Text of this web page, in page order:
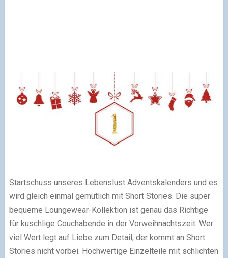
Startschuss unseres Lebenslust Adventskalenders und es
wird gleich einmal gemütlich mit Short Stories. Die super
bequeme Loungewear-Kollektion ist genau das Richtige
für kuschlige Couchabende in der Vorweihnachtszeit. Wer
viel Wert legt auf Liebe zum Detail, der kommt an Short
Stories nicht vorbei. Hochwertige Einzelteile mit schlichten